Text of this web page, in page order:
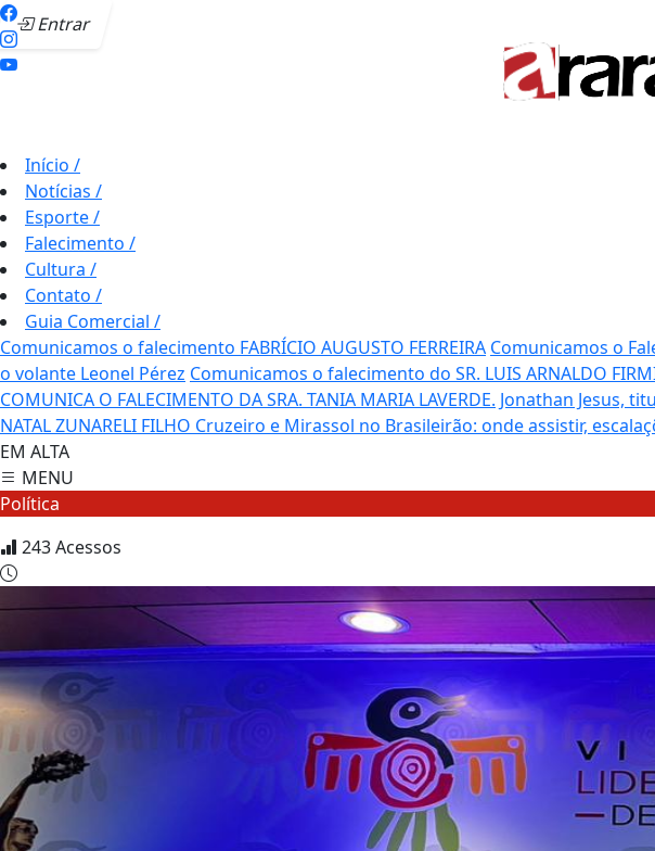
Entrar
Início /
Notícias /
Esporte/
Falecimento /
Cultura /
Contato /
Guia Comercial /
Comunicamos o falecimento FABRÍCIO AUGUSTO FERREIRA Comunicamos o
o volante Leonel Pérez Comunicamos o falecimento do SR. LUIS ARNALDO
COMUNICA O FALECIMENTO DA SRA. TANIA MARIA LAVERDE. Jonathan Jesus,
NATAL ZUNARELI FILHO Cruzeiro e Mirassol no Brasileirão: onde assistir,
EM ALTA
MENU
Política
243Acessos